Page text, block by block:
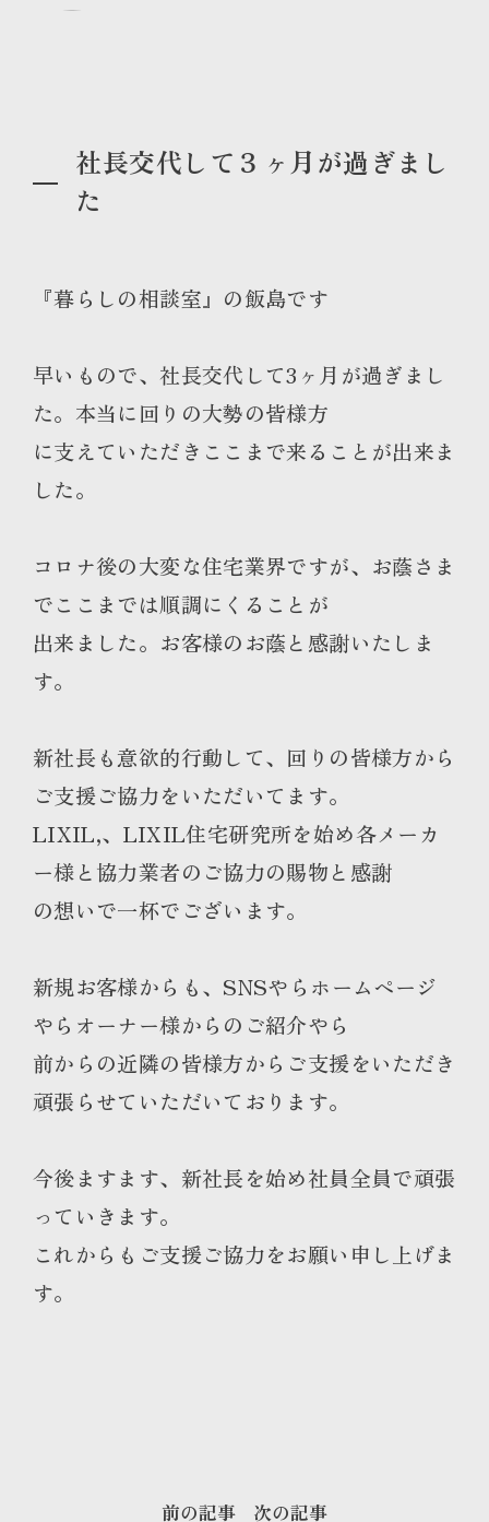
社長交代して３ヶ月が過ぎまし
た
『暮らしの相談室』の飯島です
早いもので、社長交代して3ヶ月が過ぎまし
た。本当に回りの大勢の皆様方
に支えていただきここまで来ることが出来ま
した。
コロナ後の大変な住宅業界ですが、お蔭さま
でここまでは順調にくることが
出来ました。お客様のお蔭と感謝いたしま
す。
新社長も意欲的行動して、回りの皆様方から
ご支援ご協力をいただいてます。
LIXIL,、LIXIL住宅研究所を始め各メーカ
ー様と協力業者のご協力の賜物と感謝
の想いで一杯でございます。
新規お客様からも、SNSやらホームページ
やらオーナー様からのご紹介やら
前からの近隣の皆様方からご支援をいただき
頑張らせていただいております。
今後ますます、新社長を始め社員全員で頑張
っていきます。
これからもご支援ご協力をお願い申し上げま
す。
前の記事 次の記事